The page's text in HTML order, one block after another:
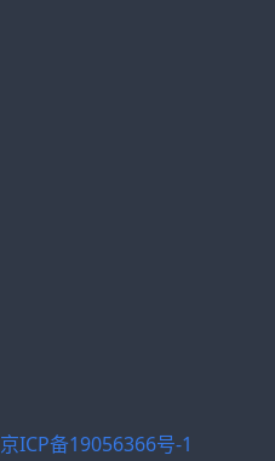
京ICP备19056366号-1